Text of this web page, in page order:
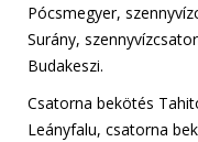
Pócsmegyer,
Surány,
Budakeszi.
Csatorna bekötés
Leányfalu, csatorna